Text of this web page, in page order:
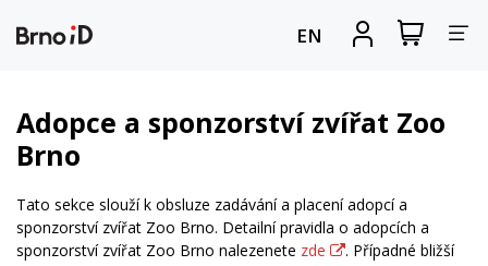
EN
Zobrazit
nákupní
Adopce a sponzorství zvířat Zoo
Brno
Tato sekce slouží k obsluze zadávání a placení adopcí a
sponzorství zvířat Zoo Brno. Detailní pravidla o adopcích a
sponzorství zvířat Zoo Brno nalezenete zde
. Případné bližší